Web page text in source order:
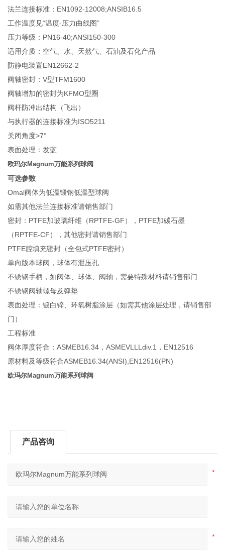
法兰连接标准：EN1092-12008;ANSIB16.5
工作温度见“温度-压力曲线图”
压力等级：PN16-40;ANSI150-300
适用介质：空气、水、天然气、石油及石化产品
防静电装置EN12662-2
阀轴密封：V型TFM1600
阀轴增加的密封为KFMO型圈
阀杆防冲出结构（飞出）
与执行器的连接标准为ISO5211
关闭角度>7°
表面处理：发蓝
欧玛尔Magnum万能系列球阀
可选参数
Omal阀体为低温锻钢低温型球阀
如需其他法兰连接标准请销售部门
密封：PTFE加玻璃纤维（RPTFE-GF），PTFE加碳石墨
（RPTFE-CF），其他密封请销售部门
PTFE腔填充密封（全包式PTFE密封）
单向版本球阀，球体有泄压孔
不锈钢手柄，如阀体、球体、阀轴，需要特殊材料请销售部门
不锈钢阀轴螺母及弹垫
表面处理：镀白锌、环氧树脂涂层（如需其他涂层处理，请销售部
门）
工程标准
阀体厚度符合：ASMEB16.34，ASMEVLLLdiv.1，EN12516
原材料及等级符合ASMEB16.34(ANSI),EN12516(PN)
欧玛尔Magnum万能系列球阀
产品咨询